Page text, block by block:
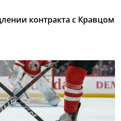
контракта с Кравцом